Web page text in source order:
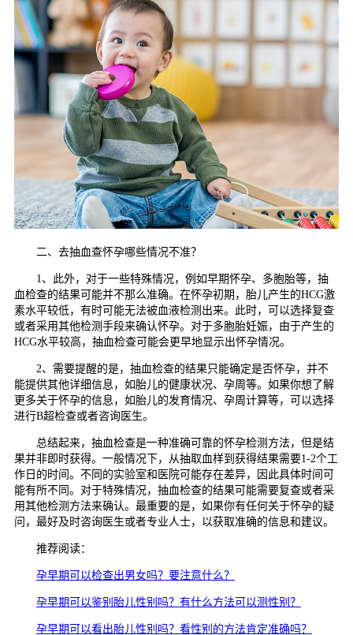
二、去抽血查怀孕哪些情况不准？
1、此外，对于一些特殊情况，例如早期怀孕、多胞胎等，抽
血检查的结果可能并不那么准确。在怀孕初期，胎儿产生的HCG激
素水平较低，有时可能无法被血液检测出来。此时，可以选择复查
或者采用其他检测手段来确认怀孕。对于多胞胎妊娠，由于产生的
HCG水平较高，抽血检查可能会更早地显示出怀孕情况。
2、需要提醒的是，抽血检查的结果只能确定是否怀孕，并不
能提供其他详细信息，如胎儿的健康状况、孕周等。如果你想了解
更多关于怀孕的信息，如胎儿的发育情况、孕周计算等，可以选择
进行B超检查或者咨询医生。
总结起来，抽血检查是一种准确可靠的怀孕检测方法，但是结
果并非即时获得。一般情况下，从抽取血样到获得结果需要1-2个工
作日的时间。不同的实验室和医院可能存在差异，因此具体时间可
能有所不同。对于特殊情况，抽血检查的结果可能需要复查或者采
用其他检测方法来确认。最重要的是，如果你有任何关于怀孕的疑
问，最好及时咨询医生或者专业人士，以获取准确的信息和建议。
推荐阅读：
孕早期可以检查出男女吗？要注意什么？
孕早期可以鉴别胎儿性别吗？有什么方法可以测性别？
孕早期可以看出胎儿性别吗？看性别的方法肯定准确吗？